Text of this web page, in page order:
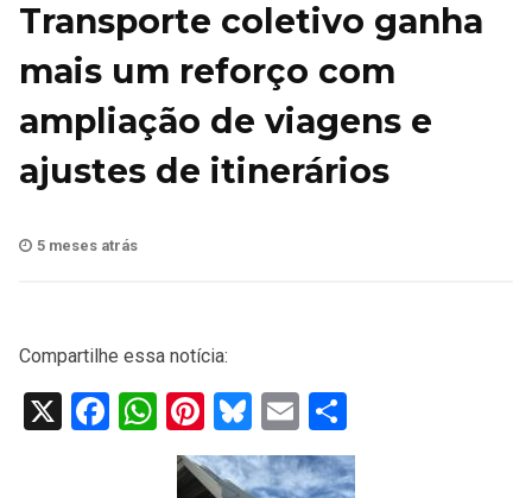
Transporte coletivo ganha
mais um reforço com
ampliação de viagens e
ajustes de itinerários
5 meses atrás
Compartilhe essa notícia:
X Facebook
WhatsApp
Pinterest
Bluesky
Email